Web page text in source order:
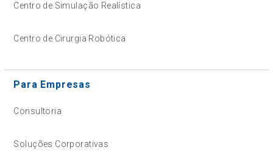
Centro de Simulação Realística
Centro de Cirurgia Robótica
Para Empresas
Consultoria
Soluções Corporativas